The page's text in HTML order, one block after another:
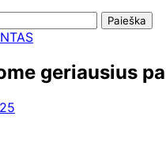
geriausius